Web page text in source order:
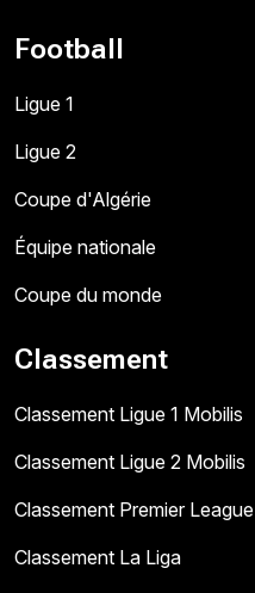
Football
Ligue 1
Ligue 2
Coupe d'Algérie
Équipe nationale
Coupe du monde
Classement
Classement Ligue 1 Mobilis
Classement Ligue 2 Mobilis
Classement Premier League
Classement La Liga